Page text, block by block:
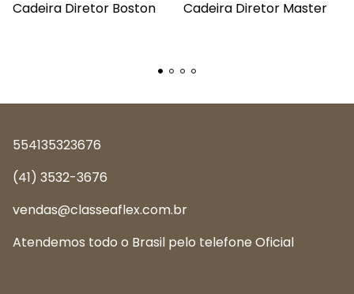
Cadeira Diretor Boston Cadeira Diretor Master
554135323676
(41) 3532-3676
vendas@classeaflex.com.br
Atendemos todo o Brasil pelo telefone Oficial